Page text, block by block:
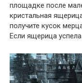
площадке после
кристальная
получите кусок
Если ящерица успела